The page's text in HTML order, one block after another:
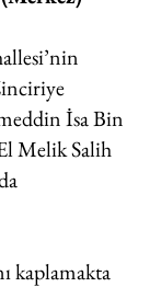
İsa Bin
Melik Salih
kaplamakta